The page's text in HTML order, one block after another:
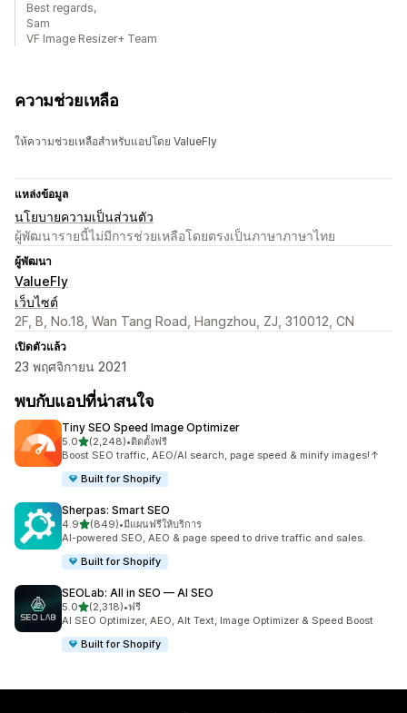
Best regards,
Sam
VF Image Resizer+ Team
ความช่วยเหลือ
ให้ความช่วยเหลือสำหรับแอปโดย ValueFly
แหล่งข้อมูล
นโยบายความเป็นส่วนตัว
ผู้พัฒนารายนี้ไม่มีการช่วยเหลือโดยตรงเป็นภาษาภาษาไทย
ผู้พัฒนา
ValueFly
เว็บไซต์
2F, B, No.18, Wan Tang Road, Hangzhou, ZJ, 310012, CN
เปิดตัวแล้ว
23 พฤศจิกายน 2021
พบกับแอปที่น่าสนใจ
Tiny SEO Speed Image Optimizer
5.0เต็ม 5 ดาว
(2,248)
ทั้งหมด 2248 รีวิว
•ติดตั้งฟรี
Boost SEO traffic, AEO/AI search, page speed & minify images!↑
Built for Shopify
Sherpas: Smart SEO
4.9เต็ม 5 ดาว
(849)
ทั้งหมด 849 รีวิว
•มีแผนฟรีให้บริการ
AI-powered SEO, AEO & page speed to drive traffic and sales.
Built for Shopify
SEOLab: All in SEO — AI SEO
5.0เต็ม 5 ดาว
(2,318)
ทั้งหมด 2318 รีวิว
•ฟรี
AI SEO Optimizer, AEO, Alt Text, Image Optimizer & Speed Boost
Built for Shopify